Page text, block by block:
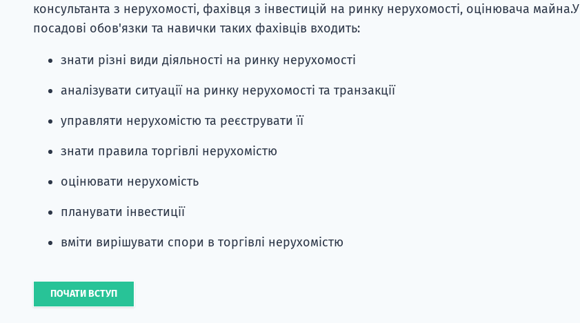
консультанта з нерухомості, фахівця з інвестицій на ринку нерухомості, оцінювача майна.У
посадові обов'язки та навички таких фахівців входить:
знати різні види діяльності на ринку нерухомості
аналізувати ситуації на ринку нерухомості та транзакції
управляти нерухомістю та реєструвати її
знати правила торгівлі нерухомістю
оцінювати нерухомість
планувати інвестиції
вміти вирішувати спори в торгівлі нерухомістю
ПОЧАТИ ВСТУП